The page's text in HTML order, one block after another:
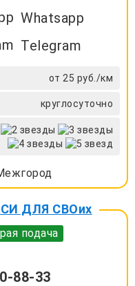
Whatsapp
Telegram
от 25 руб./км
круглосуточно
ДЛЯ СВОих
подача
88-33